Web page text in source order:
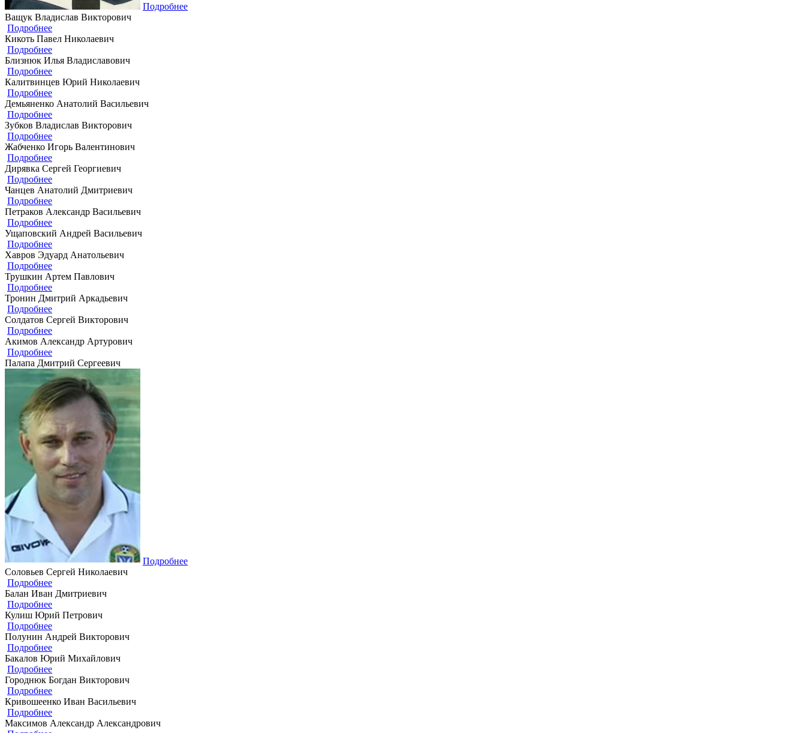
Подробнее
Ващук Владислав Викторович
Подробнее
Кикоть Павел Николаевич
Подробнее
Близнюк Илья Владиславович
Подробнее
Калитвинцев Юрий Николаевич
Подробнее
Демьяненко Анатолий Васильевич
Подробнее
Зубков Владислав Викторович
Подробнее
Жабченко Игорь Валентинович
Подробнее
Дирявка Сергей Георгиевич
Подробнее
Чанцев Анатолий Дмитриевич
Подробнее
Петраков Александр Васильевич
Подробнее
Ущаповский Андрей Васильевич
Подробнее
Хавров Эдуард Анатольевич
Подробнее
Трушкин Артем Павлович
Подробнее
Тронин Дмитрий Аркадьевич
Подробнее
Солдатов Сергей Викторович
Подробнее
Акимов Александр Артурович
Подробнее
Палапа Дмитрий Сергеевич
Подробнее
Соловьев Сергей Николаевич
Подробнее
Балан Иван Дмитриевич
Подробнее
Кулиш Юрий Петрович
Подробнее
Полунин Андрей Викторович
Подробнее
Бакалов Юрий Михайлович
Подробнее
Городнюк Богдан Викторович
Подробнее
Кривошеенко Иван Васильевич
Подробнее
Максимов Александр Александрович